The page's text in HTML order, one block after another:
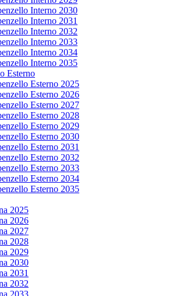
Interno 2030
Interno 2031
Interno 2032
Interno 2033
Interno 2034
Interno 2035
Esterno
Esterno 2025
Esterno 2026
Esterno 2027
Esterno 2028
Esterno 2029
Esterno 2030
Esterno 2031
Esterno 2032
Esterno 2033
Esterno 2034
Esterno 2035
2025
2026
2027
2028
2029
2030
2031
2032